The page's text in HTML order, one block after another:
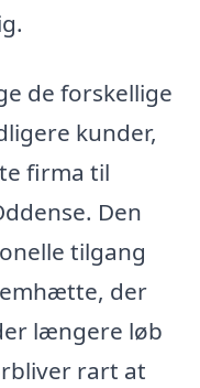
de forskellige
kunder,
firma til
Den
tilgang
der
længere løb
rart at